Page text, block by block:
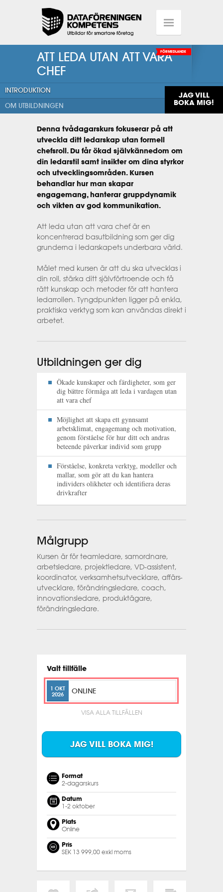
ATT LEDA UTAN ATT VARA
CHEF
FÖRMEDLANDE
INTRODUKTION
OM UTBILDNINGEN
JAG VILL
BOKA MIG!
Denna tvådagarskurs fokuserar på att
utveckla ditt ledarskap utan formell
chefsroll. Du får ökad självkännedom om
din ledarstil samt insikter om dina styrkor
och utvecklingsområden. Kursen
behandlar hur man skapar
engagemang, hanterar gruppdynamik
och vikten av god kommunikation.
Att leda utan att vara chef är en
koncentrerad basutbildning som ger dig
grunderna i ledarskapets underbara värld.
Målet med kursen är att du ska utvecklas i
din roll, stärka ditt självförtroende och få
rätt kunskap och metoder för att hantera
ledarrollen. Tyngdpunkten ligger på enkla,
praktiska verktyg som kan användas direkt i
arbetet.​
Utbildningen ger dig
Ökade kunskaper och färdigheter, som ger
dig bättre förmåga att leda i vardagen utan
att vara chef
Möjlighet att skapa ett gynnsamt
arbetsklimat, engagemang och motivation,
genom förståelse för hur ditt och andras
beteende påverkar individ som grupp
Förståelse, konkreta verktyg, modeller och
mallar, som gör att du kan hantera
individers olikheter och identifiera deras
drivkrafter
Målgrupp
Kursen är för teamledare, samordnare,
arbets­ledare, projektledare, VD-assistent,
koordinator, verksamhets­utvecklare, affärs­
utvecklare, förändringsledare, coach,
innovationsledare, produktägare,
förändringsledare.
Valt tillfälle
1 OKT
2026
ONLINE
VISA ALLA TILLFÄLLEN
JAG VILL BOKA MIG!
Format
2-dagarskurs
Datum
1-2 oktober
Plats
Online
Pris
SEK 13 999,00 exkl moms